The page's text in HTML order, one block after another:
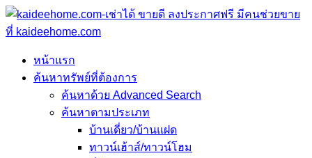
หน้าแรก
ค้นหาทรัพย์ที่ต้องการ
ค้นหาด้วย Advanced Search
ค้นหาตามประเภท
บ้านเดี่ยว/บ้านแฝด
ทาวน์เฮ้าส์/ทาวน์โฮม